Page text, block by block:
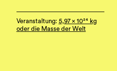
Veranstaltung: 5,97 x 10²⁴ kg
oder die Masse der Welt